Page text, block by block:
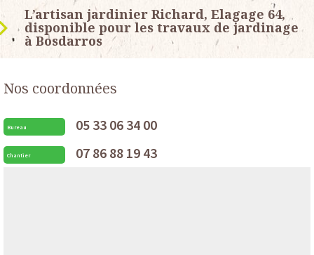
L’artisan jardinier Richard, Elagage 64,
disponible pour les travaux de jardinage
à Bosdarros
Nos coordonnées
Bureau 05 33 06 34 00
Chantier 07 86 88 19 43